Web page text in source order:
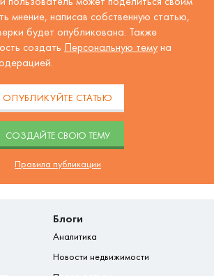
мнение, написав собственную статью,
будет опубликована. Также
создать Персональную тему на
ОПУБЛИКУЙТЕ СТАТЬЮ
CОЗДАЙТЕ СВОЮ ТЕМУ
Правила публикации
Блоги
Аналитика
Новости недвижимости